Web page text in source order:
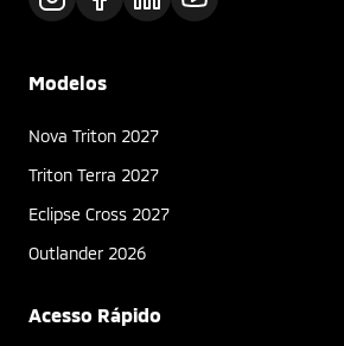
Modelos
Nova Triton 2027
Triton Terra 2027
Eclipse Cross 2027
Outlander 2026
Acesso Rápido